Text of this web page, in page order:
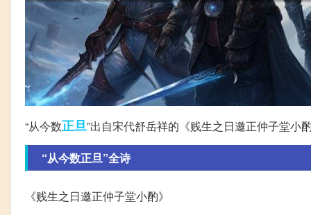
“从今数正旦”出自宋代舒岳祥的《贱生之日邀正仲子堂小
“从今数正旦”全诗
《贱生之日邀正仲子堂小酌》